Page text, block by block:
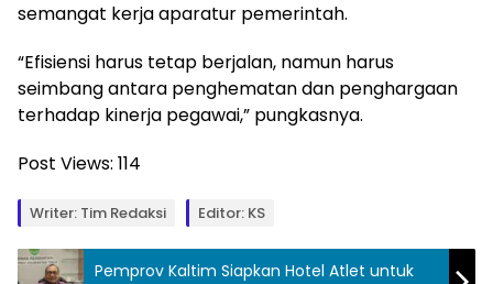
semangat kerja aparatur pemerintah.
“Efisiensi harus tetap berjalan, namun harus
seimbang antara penghematan dan penghargaan
terhadap kinerja pegawai,” pungkasnya.
Post Views: 114
Writer: Tim Redaksi Editor: KS
Pemprov Kaltim Siapkan Hotel Atlet untuk